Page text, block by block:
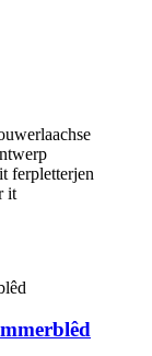
ferpletterjen
it